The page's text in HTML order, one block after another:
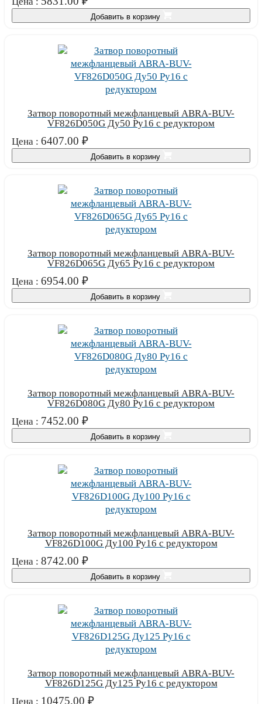
Добавить в корзину
Затвор поворотный межфланцевый ABRA-BUV-
VF826D050G Ду50 Ру16 с редуктором
Цена : 6407.00 ₽
Добавить в корзину
Затвор поворотный межфланцевый ABRA-BUV-
VF826D065G Ду65 Ру16 с редуктором
Цена : 6954.00 ₽
Добавить в корзину
Затвор поворотный межфланцевый ABRA-BUV-
VF826D080G Ду80 Ру16 с редуктором
Цена : 7452.00 ₽
Добавить в корзину
Затвор поворотный межфланцевый ABRA-BUV-
VF826D100G Ду100 Ру16 с редуктором
Цена : 8742.00 ₽
Добавить в корзину
Затвор поворотный межфланцевый ABRA-BUV-
VF826D125G Ду125 Ру16 с редуктором
Цена : 10475.00 ₽